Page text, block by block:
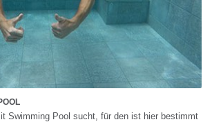
Swimming Pool sucht, für den ist hier bestimmt